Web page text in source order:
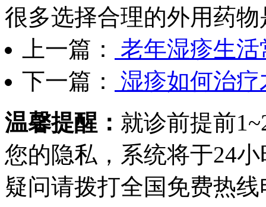
很多选择合理的外用药
上一篇：
老年湿疹生
下一篇：
湿疹如何治
温馨提醒： 就诊前提前
您的隐私，系统将于24
疑问请拨打全国免费热线